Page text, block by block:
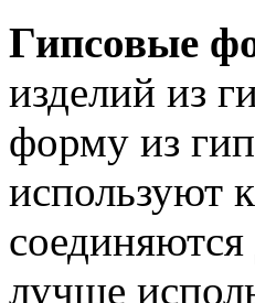
Гипсовые
изделий из
форму из
используют
лучше